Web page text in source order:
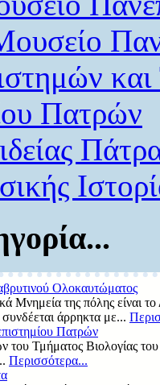
Πατρών
Ολοκαυτώματος
Μνημεία της πόλης είναι
άρρηκτα με...
Πατρών
Τμήματος Βιολογίας
Περισσότερα...